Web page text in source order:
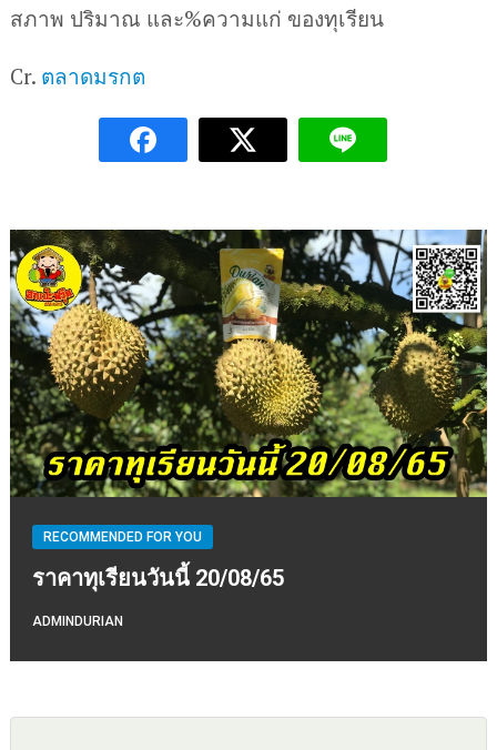
สภาพ ปริมาณ และ%ความแก่ ของทุเรียน
Cr. ตลาดมรกต
RECOMMENDED FOR YOU
ราคาทุเรียนวันนี้ 20/08/65
ADMINDURIAN